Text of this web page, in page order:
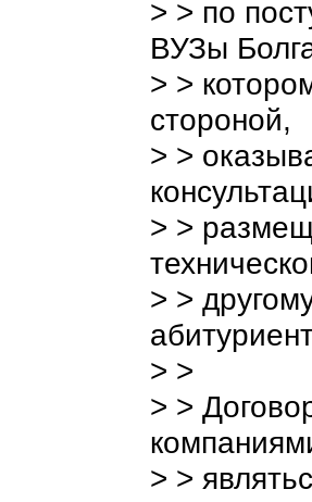
> > по
ВУЗы
> >
стороной,
> >
> >
> >
> >
> >
> >